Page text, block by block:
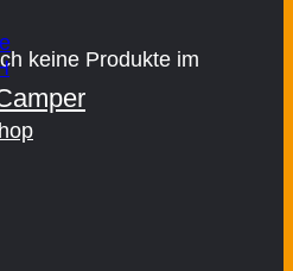
keine Produkte im